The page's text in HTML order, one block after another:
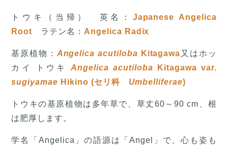
トウキ（当帰） 英名： Japanese Angelica
Root ラテン名： Angelica Radix
基原植物： Angelica acutiloba Kitagawa 又はホッ
カイ トウキ
Angelica acutiloba Kitagawa var.
sugiyamae Hikino (セリ科 Umbelliferae)
トウキの基原植物は多年草で、草丈60～90 cm、根
は肥厚します。
学名「Angelica」の語源は「Angel」で、心も姿も